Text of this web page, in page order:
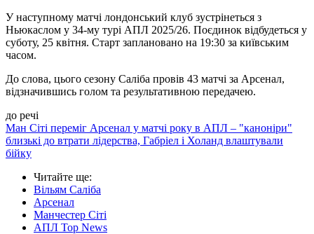
У наступному матчі лондонський клуб зустрінеться з
Ньюкаслом у 34-му турі АПЛ 2025/26. Поєдинок відбудеться у
суботу, 25 квітня. Старт заплановано на 19:30 за київським
часом.
До слова, цього сезону Саліба провів 43 матчі за Арсенал,
відзначившись голом та результативною передачею.
до речі
Ман Сіті переміг Арсенал у матчі року в АПЛ – "каноніри"
близькі до втрати лідерства, Габріел і Холанд влаштували
бійку
Читайте ще:
Вільям Саліба
Арсенал
Манчестер Сіті
АПЛ Top News